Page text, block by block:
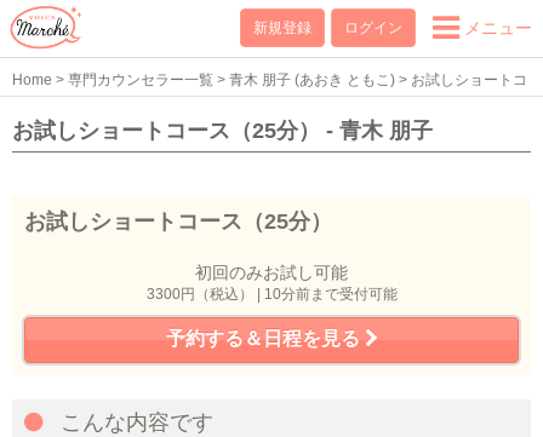
新規登録 ログイン メニュー
Home > 専門カウンセラー一覧 > 青木 朋子 (あおき ともこ) > お試しショートコ
ース（25分）
お試しショートコース（25分） - 青木 朋子
お試しショートコース（25分）
初回のみお試し可能
3300円（税込） | 10分前まで受付可能
予約する＆日程を見る
こんな内容です